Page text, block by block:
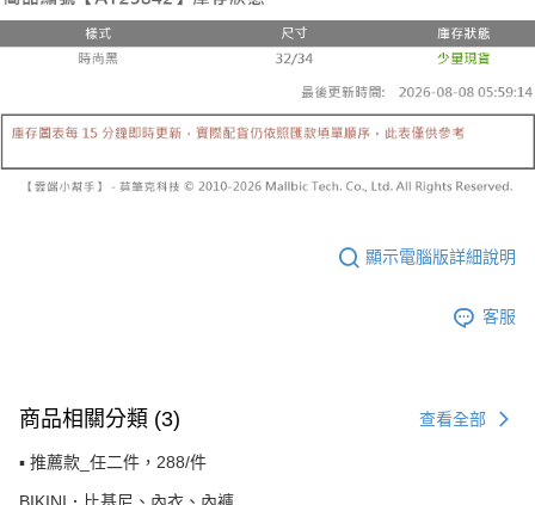
顯示電腦版詳細說明
客服
商品相關分類 (3) 查看全部
▪️ 推薦款_任二件，288/件
BIKINI．比基尼、內衣、內褲